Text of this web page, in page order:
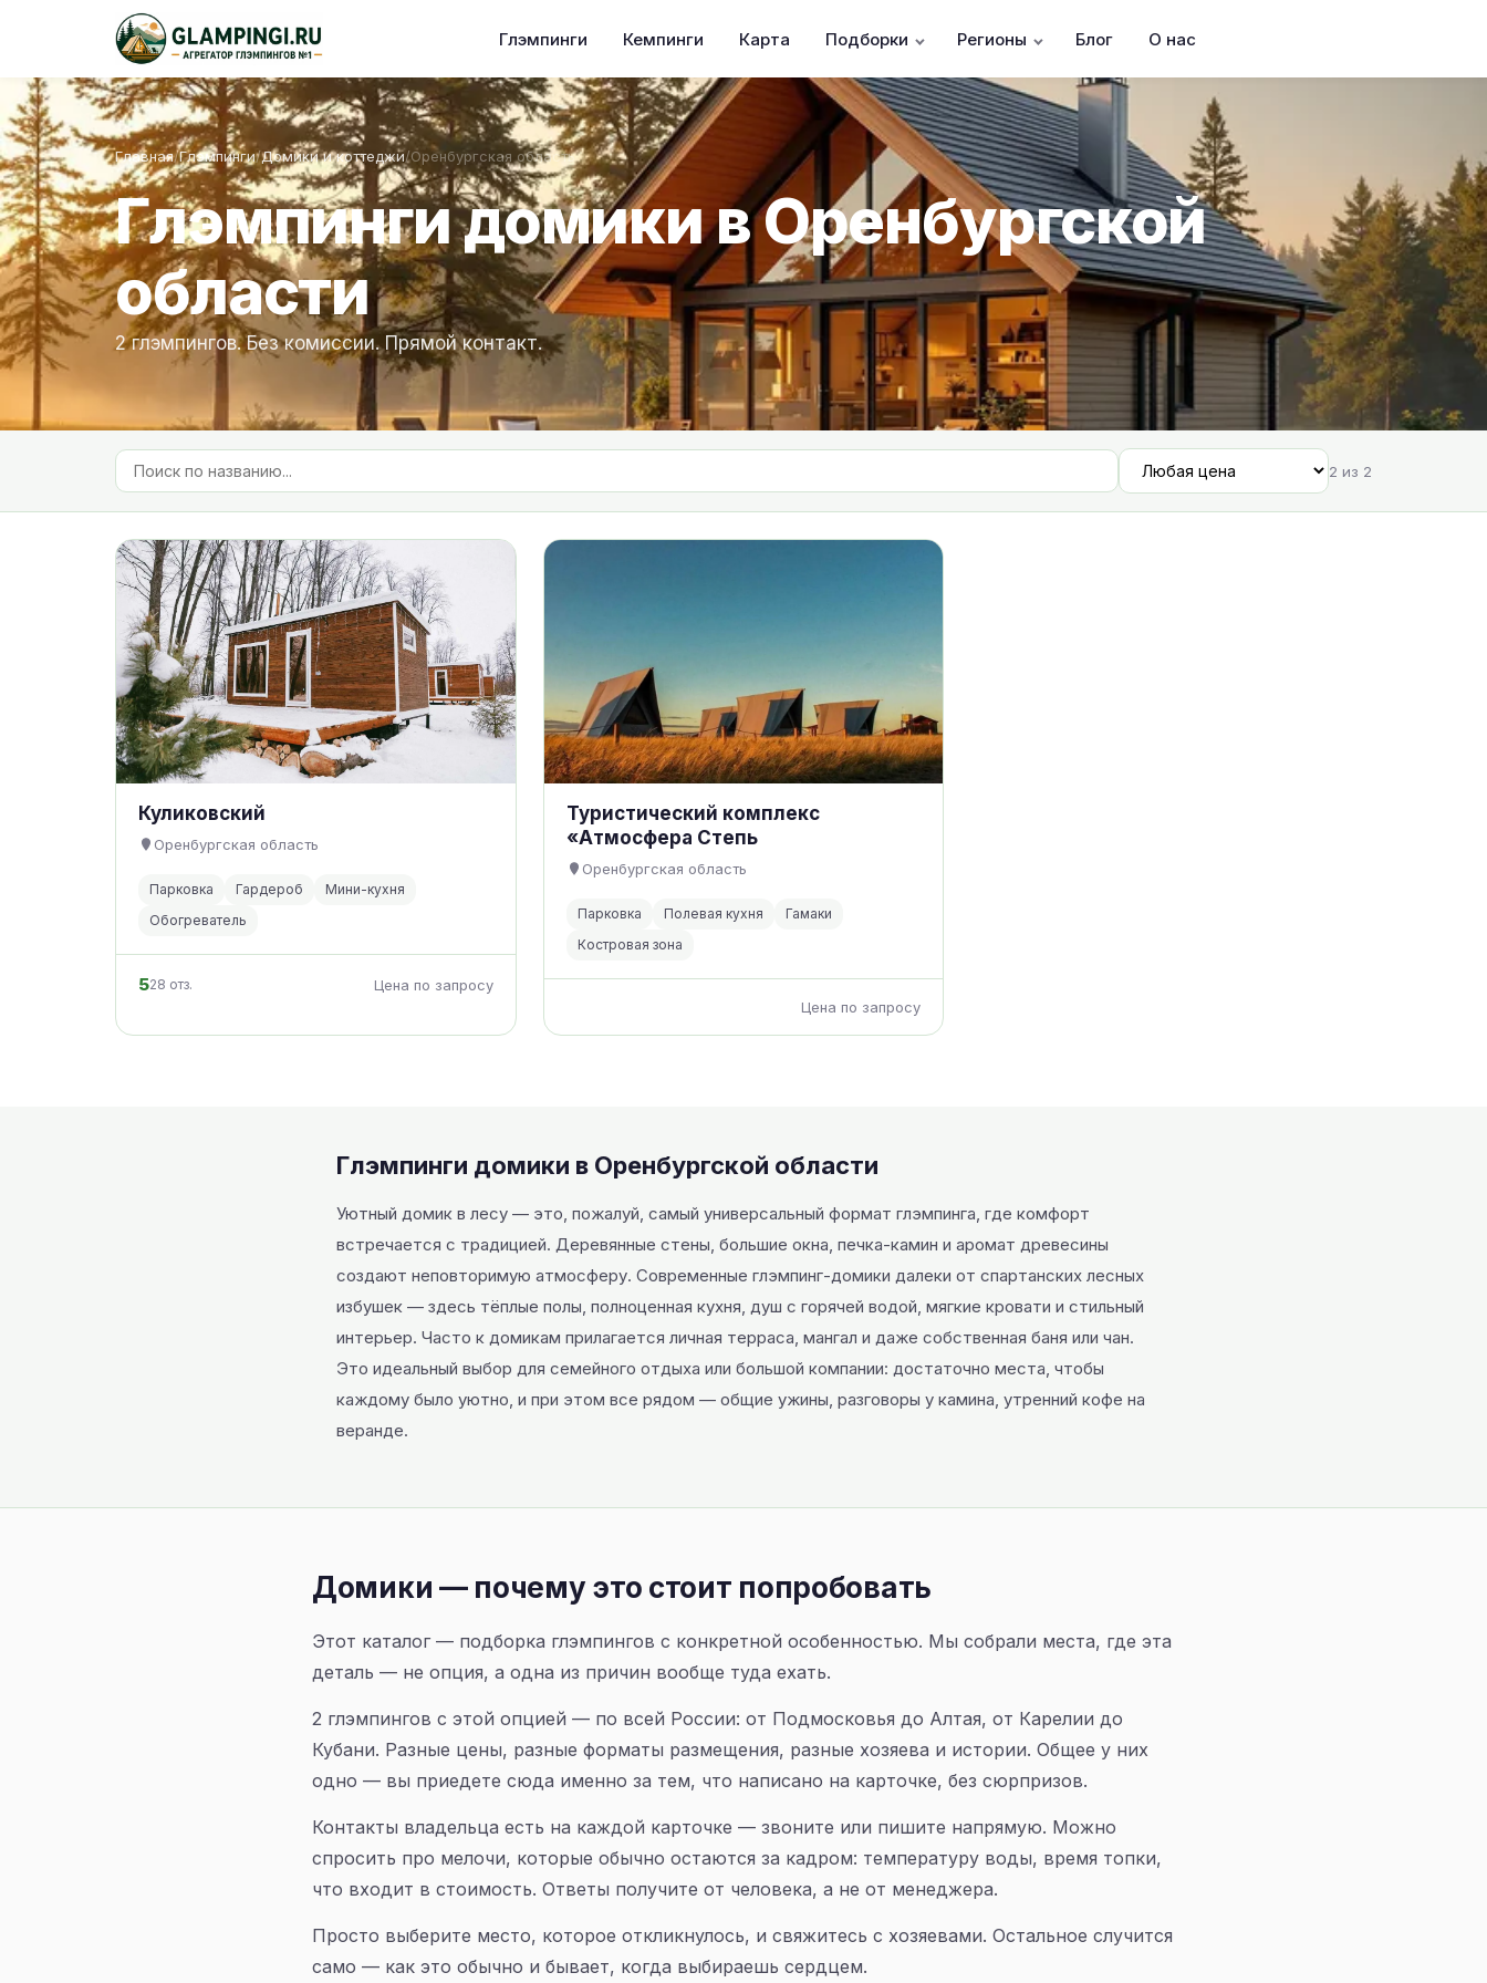
Глэмпинги Кемпинги Карта Подборки Регионы Блог О нас
Главная/Глэмпинги/Домики и коттеджи/Оренбургская область
Глэмпинги домики в Оренбургской
области
2 глэмпингов. Без комиссии. Прямой контакт.
2 из 2
Куликовский
Оренбургская область
Парковка Гардероб
Мини-кухня
Обогреватель
528 отз. Цена по запросу
Туристический комплекс
«Атмосфера Степь
Оренбургская область
Парковка Полевая кухня
Гамаки
Костровая зона
Цена по запросу
Глэмпинги домики в Оренбургской области
Уютный домик в лесу — это, пожалуй, самый универсальный формат глэмпинга, где комфорт
встречается с традицией. Деревянные стены, большие окна, печка-камин и аромат древесины
создают неповторимую атмосферу. Современные глэмпинг-домики далеки от спартанских лесных
избушек — здесь тёплые полы, полноценная кухня, душ с горячей водой, мягкие кровати и стильный
интерьер. Часто к домикам прилагается личная терраса, мангал и даже собственная баня или чан.
Это идеальный выбор для семейного отдыха или большой компании: достаточно места, чтобы
каждому было уютно, и при этом все рядом — общие ужины, разговоры у камина, утренний кофе на
веранде.
Домики — почему это стоит попробовать
Этот каталог — подборка глэмпингов с конкретной особенностью. Мы собрали места, где эта
деталь — не опция, а одна из причин вообще туда ехать.
2 глэмпингов с этой опцией — по всей России: от Подмосковья до Алтая, от Карелии до
Кубани. Разные цены, разные форматы размещения, разные хозяева и истории. Общее у них
одно — вы приедете сюда именно за тем, что написано на карточке, без сюрпризов.
Контакты владельца есть на каждой карточке — звоните или пишите напрямую. Можно
спросить про мелочи, которые обычно остаются за кадром: температуру воды, время топки,
что входит в стоимость. Ответы получите от человека, а не от менеджера.
Просто выберите место, которое откликнулось, и свяжитесь с хозяевами. Остальное случится
само — как это обычно и бывает, когда выбираешь сердцем.